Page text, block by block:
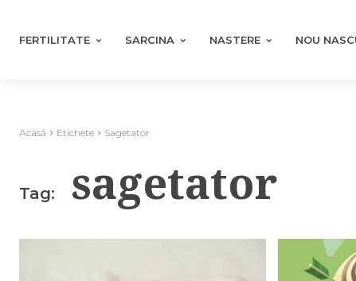
FERTILITATE SARCINA NASTERE NOU
Acasă Etichete Sagetator
Tag: sagetator